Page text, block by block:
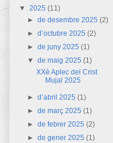
▼ 2025 (11)
►de desembre 2025(2)
►d’octubre 2025(2)
►de juny 2025(1)
▼de maig 2025(1)
XXè Aplec del Crist
Mujal 2025
►d’abril 2025(1)
►de març 2025(1)
►de febrer 2025(2)
►de gener 2025(1)